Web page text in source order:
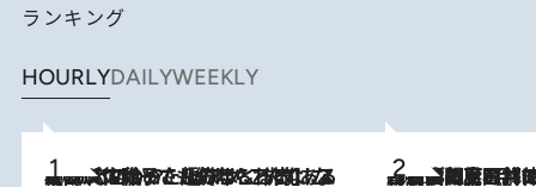
ランキング
HOURLYDAILYWEEKLY
2026.8.5
【阿川佐和子さんの年とる力】なぜ70代で始めた趣味は“こんなに楽しい”のか？ ピアノ、俳句…スランプに陥っても続けられる“ある秘訣”とは 2026.8.8
「最後に見られてよかった」上野動物園の東園パンダ舎が解体前に特別公開。8月16日まで延長されたパネル展と共に辿る“半世紀”のパンダ飼育《解体工事の図面あり》